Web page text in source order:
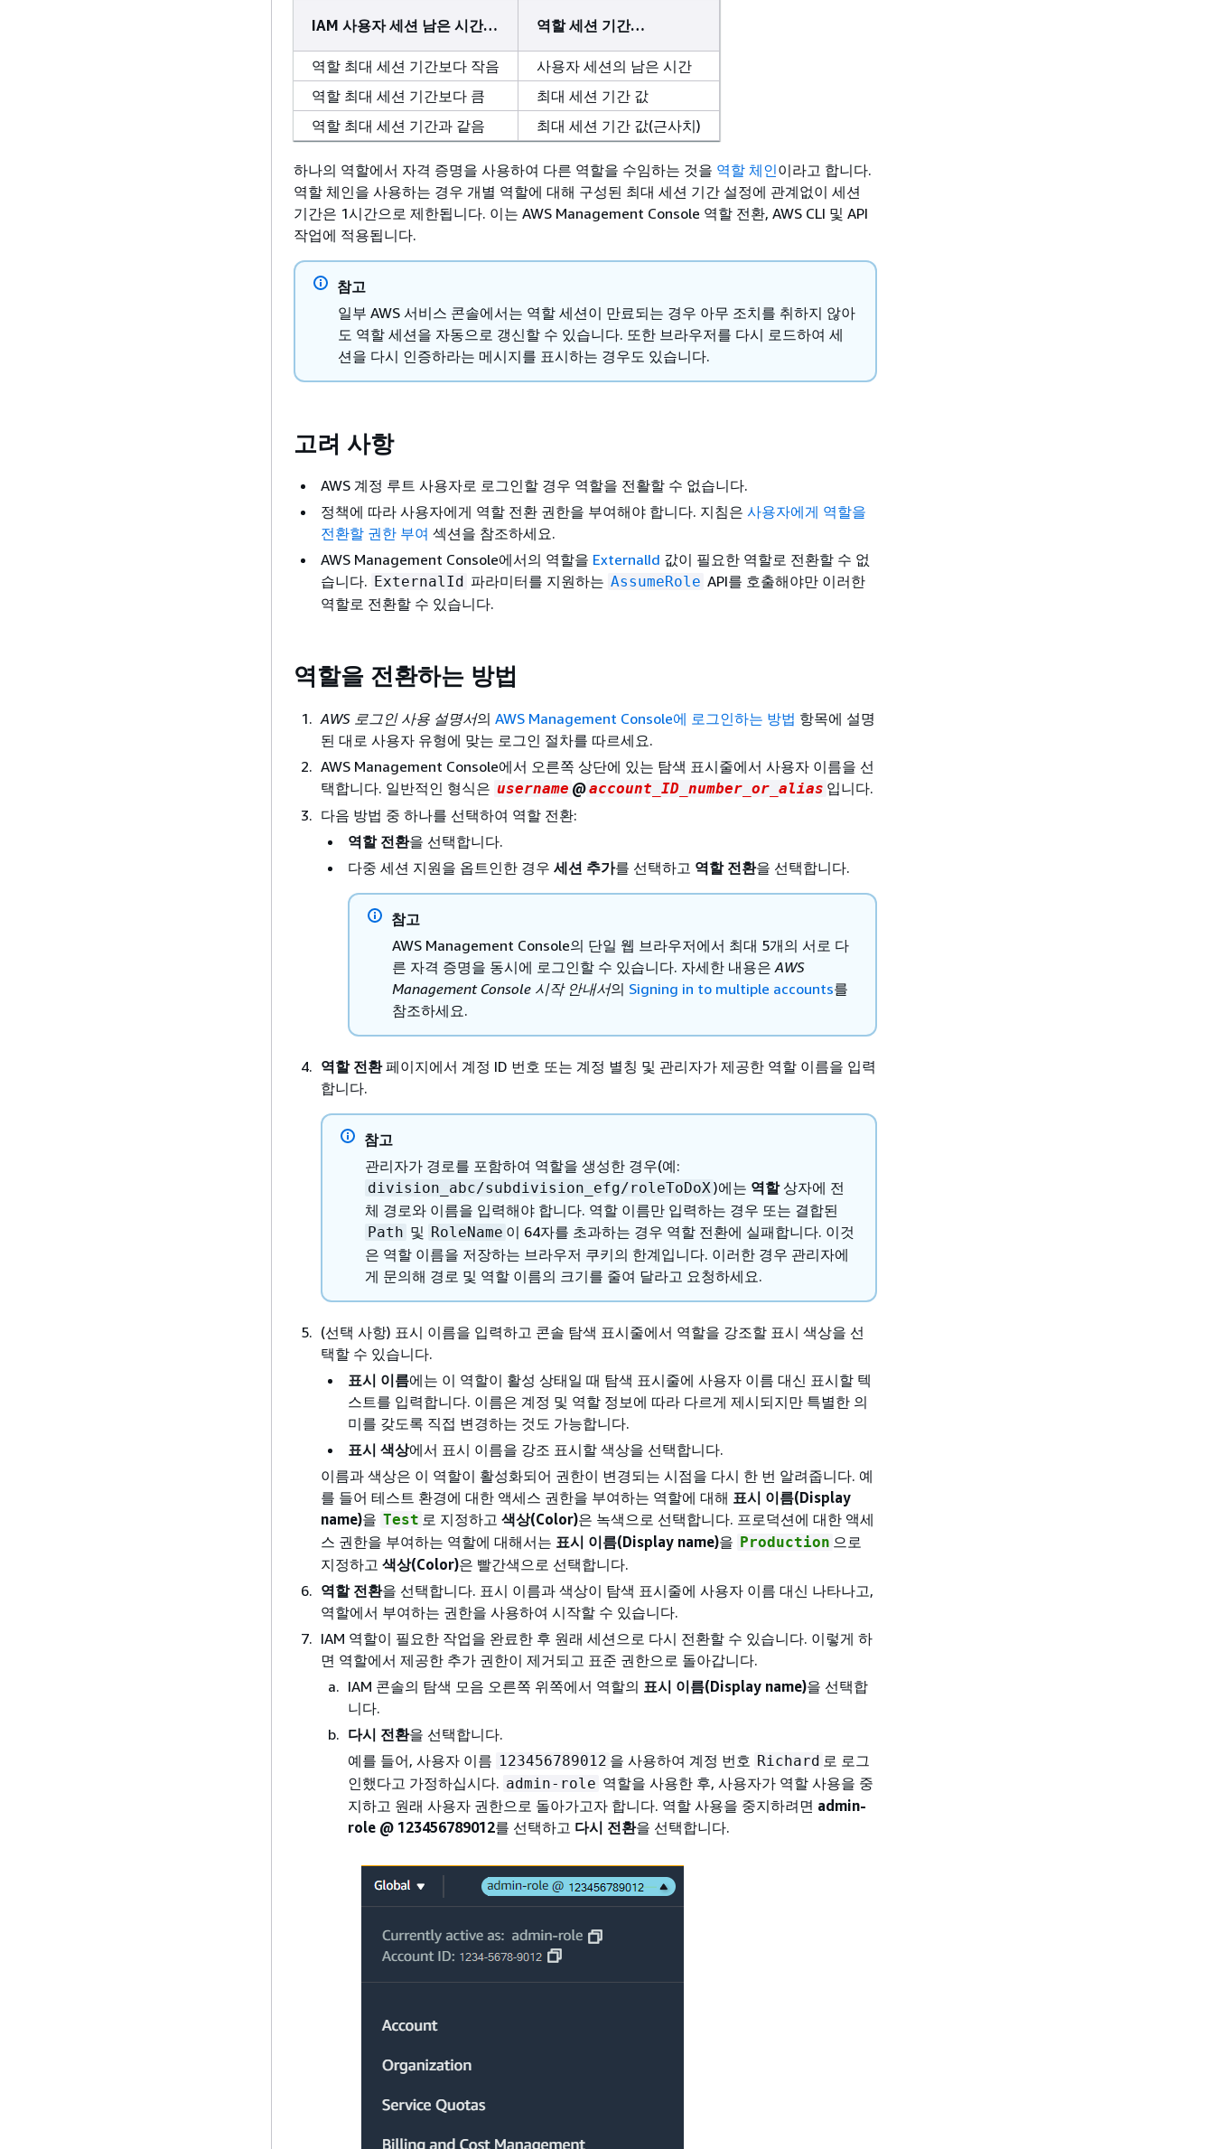
IAM 사용자 세션 남은 시간… 역할 세션 기간…
역할 최대 세션 기간보다 작음
사용자 세션의 남은 시간
역할 최대 세션 기간보다 큼
최대 세션 기간 값
역할 최대 세션 기간과 같음
최대 세션 기간 값(근사치)
하나의 역할에서 자격 증명을 사용하여 다른 역할을 수임하는 것을 역할 체인이라고 합니다.
역할 체인을 사용하는 경우 개별 역할에 대해 구성된 최대 세션 기간 설정에 관계없이 세션
기간은 1시간으로 제한됩니다. 이는 AWS Management Console 역할 전환, AWS CLI 및 API
작업에 적용됩니다.
참고
일부 AWS 서비스 콘솔에서는 역할 세션이 만료되는 경우 아무 조치를 취하지 않아
도 역할 세션을 자동으로 갱신할 수 있습니다. 또한 브라우저를 다시 로드하여 세
션을 다시 인증하라는 메시지를 표시하는 경우도 있습니다.
고려 사항
AWS 계정 루트 사용자로 로그인할 경우 역할을 전활할 수 없습니다.
정책에 따라 사용자에게 역할 전환 권한을 부여해야 합니다. 지침은 사용자에게 역할을
전환할 권한 부여 섹션을 참조하세요.
AWS Management Console에서의 역할을 ExternalId 값이 필요한 역할로 전환할 수 없
습니다. ExternalId 파라미터를 지원하는 AssumeRole API를 호출해야만 이러한
역할로 전환할 수 있습니다.
역할을 전환하는 방법
AWS 로그인 사용 설명서의 AWS Management Console에 로그인하는 방법 항목에 설명
된 대로 사용자 유형에 맞는 로그인 절차를 따르세요.
AWS Management Console에서 오른쪽 상단에 있는 탐색 표시줄에서 사용자 이름을 선
택합니다. 일반적인 형식은 username @account_ID_number_or_alias 입니다.
다음 방법 중 하나를 선택하여 역할 전환:
역할 전환을 선택합니다.
다중 세션 지원을 옵트인한 경우 세션 추가를 선택하고 역할 전환을 선택합니다.
참고
AWS Management Console의 단일 웹 브라우저에서 최대 5개의 서로 다
른 자격 증명을 동시에 로그인할 수 있습니다. 자세한 내용은 AWS
Management Console 시작 안내서의 Signing in to multiple accounts를
참조하세요.
역할 전환페이지에서 계정 ID 번호 또는 계정 별칭 및 관리자가 제공한 역할 이름을 입력
합니다.
참고
관리자가 경로를 포함하여 역할을 생성한 경우(예:
division_abc/subdivision_efg/roleToDoX )에는 역할상자에 전
체 경로와 이름을 입력해야 합니다. 역할 이름만 입력하는 경우 또는 결합된
Path 및 RoleName 이 64자를 초과하는 경우 역할 전환에 실패합니다. 이것
은 역할 이름을 저장하는 브라우저 쿠키의 한계입니다. 이러한 경우 관리자에
게 문의해 경로 및 역할 이름의 크기를 줄여 달라고 요청하세요.
(선택 사항) 표시 이름을 입력하고 콘솔 탐색 표시줄에서 역할을 강조할 표시 색상을 선
택할 수 있습니다.
표시 이름에는 이 역할이 활성 상태일 때 탐색 표시줄에 사용자 이름 대신 표시할 텍
스트를 입력합니다. 이름은 계정 및 역할 정보에 따라 다르게 제시되지만 특별한 의
미를 갖도록 직접 변경하는 것도 가능합니다.
표시 색상에서 표시 이름을 강조 표시할 색상을 선택합니다.
이름과 색상은 이 역할이 활성화되어 권한이 변경되는 시점을 다시 한 번 알려줍니다. 예
를 들어 테스트 환경에 대한 액세스 권한을 부여하는 역할에 대해 표시 이름(Display
name)을 Test 로 지정하고 색상(Color)은 녹색으로 선택합니다. 프로덕션에 대한 액세
스 권한을 부여하는 역할에 대해서는 표시 이름(Display name)을 Production 으로
지정하고 색상(Color)은 빨간색으로 선택합니다.
역할 전환을 선택합니다. 표시 이름과 색상이 탐색 표시줄에 사용자 이름 대신 나타나고,
역할에서 부여하는 권한을 사용하여 시작할 수 있습니다.
IAM 역할이 필요한 작업을 완료한 후 원래 세션으로 다시 전환할 수 있습니다. 이렇게 하
면 역할에서 제공한 추가 권한이 제거되고 표준 권한으로 돌아갑니다.
IAM 콘솔의 탐색 모음 오른쪽 위쪽에서 역할의 표시 이름(Display name)을 선택합
니다.
다시 전환을 선택합니다.
예를 들어, 사용자 이름 123456789012 을 사용하여 계정 번호 Richard 로 로그
인했다고 가정하십시다. admin-role 역할을 사용한 후, 사용자가 역할 사용을 중
지하고 원래 사용자 권한으로 돌아가고자 합니다. 역할 사용을 중지하려면 admin-
role @ 123456789012를 선택하고 다시 전환을 선택합니다.